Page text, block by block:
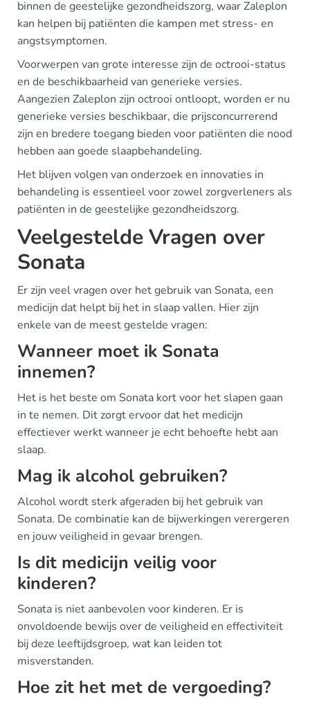
binnen de geestelijke gezondheidszorg, waar Zaleplon
kan helpen bij patiënten die kampen met stress- en
angstsymptomen.
Voorwerpen van grote interesse zijn de octrooi-status
en de beschikbaarheid van generieke versies.
Aangezien Zaleplon zijn octrooi ontloopt, worden er nu
generieke versies beschikbaar, die prijsconcurrerend
zijn en bredere toegang bieden voor patiënten die nood
hebben aan goede slaapbehandeling.
Het blijven volgen van onderzoek en innovaties in
behandeling is essentieel voor zowel zorgverleners als
patiënten in de geestelijke gezondheidszorg.
Veelgestelde Vragen over
Sonata
Er zijn veel vragen over het gebruik van Sonata, een
medicijn dat helpt bij het in slaap vallen. Hier zijn
enkele van de meest gestelde vragen:
Wanneer moet ik Sonata
innemen?
Het is het beste om Sonata kort voor het slapen gaan
in te nemen. Dit zorgt ervoor dat het medicijn
effectiever werkt wanneer je echt behoefte hebt aan
slaap.
Mag ik alcohol gebruiken?
Alcohol wordt sterk afgeraden bij het gebruik van
Sonata. De combinatie kan de bijwerkingen verergeren
en jouw veiligheid in gevaar brengen.
Is dit medicijn veilig voor
kinderen?
Sonata is niet aanbevolen voor kinderen. Er is
onvoldoende bewijs over de veiligheid en effectiviteit
bij deze leeftijdsgroep, wat kan leiden tot
misverstanden.
Hoe zit het met de vergoeding?